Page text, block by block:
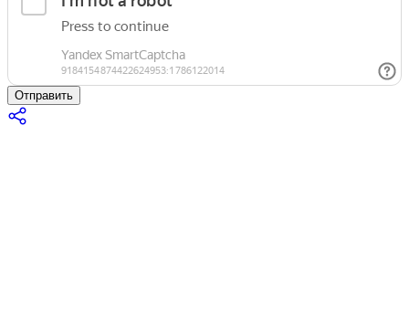
Отправить